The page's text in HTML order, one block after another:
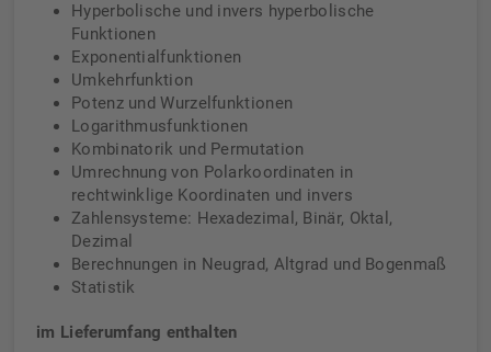
Hyperbolische und invers hyperbolische
Funktionen
Exponentialfunktionen
Umkehrfunktion
Potenz und Wurzelfunktionen
Logarithmusfunktionen
Kombinatorik und Permutation
Umrechnung von Polarkoordinaten in
rechtwinklige Koordinaten und invers
Zahlensysteme: Hexadezimal, Binär, Oktal,
Dezimal
Berechnungen in Neugrad, Altgrad und Bogenmaß
Statistik
im Lieferumfang enthalten